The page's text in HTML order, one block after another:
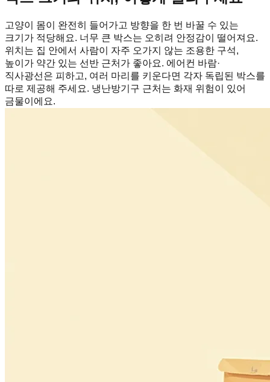
고양이 몸이 완전히 들어가고 방향을 한 번 바꿀 수 있는
크기가 적당해요. 너무 큰 박스는 오히려 안정감이 떨어져요.
위치는 집 안에서 사람이 자주 오가지 않는 조용한 구석,
높이가 약간 있는 선반 근처가 좋아요. 에어컨 바람·
직사광선은 피하고, 여러 마리를 키운다면 각자 독립된 박스를
따로 제공해 주세요. 냉난방기구 근처는 화재 위험이 있어
금물이에요.